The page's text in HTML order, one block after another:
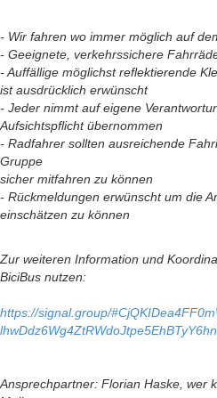
- Wir fahren wo immer möglich auf
- Geeignete, verkehrssichere
- Auffällige möglichst reflektierende
ist ausdrücklich erwünscht
- Jeder nimmt auf eigene
Aufsichtspflicht übernommen
- Radfahrer sollten ausreichende
Gruppe
sicher mitfahren zu können
- Rückmeldungen erwünscht um die
einschätzen zu können
Zur weiteren Information und
BiciBus nutzen:
https://signal.group/
Ansprechpartner: Florian Haske, wer